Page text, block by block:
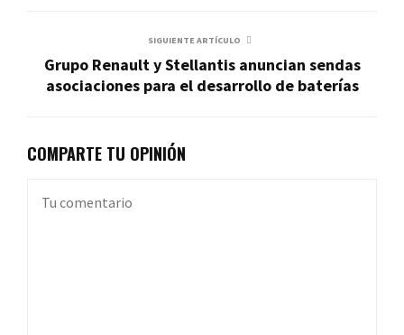
SIGUIENTE ARTÍCULO
Grupo Renault y Stellantis anuncian sendas
asociaciones para el desarrollo de baterías
COMPARTE TU OPINIÓN